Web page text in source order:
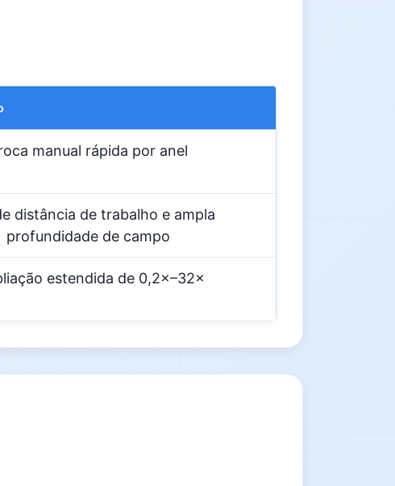
manual rápida por anel
distância de trabalho e ampla
profundidade de campo
estendida de 0,2×–32×